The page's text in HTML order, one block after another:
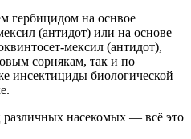
гербицидом на оснвое
(антидот) или на основе
мексил (антидот),
сорнякам, так и по
инсектициды биологической
насекомых — всё это